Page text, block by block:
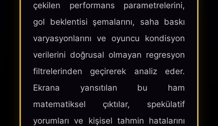
çekilen performans parametrelerini,
gol beklentisi şemalarını, saha baskı
varyasyonlarını ve oyuncu kondisyon
verilerini doğrusal olmayan regresyon
filtrelerinden geçirerek analiz eder.
Ekrana yansıtılan bu ham
matematiksel çıktılar, spekülatif
yorumları ve kişisel tahmin hatalarını